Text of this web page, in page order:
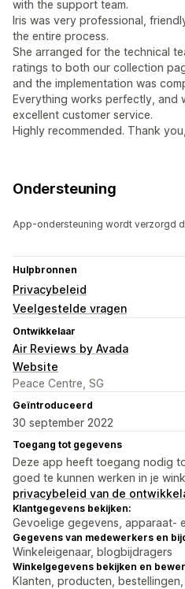
with the support team.
Iris was very professional,
the entire process.
She arranged for the technical
ratings to both our collection
and the implementation was
Everything works perfectly, and
excellent customer service.
Highly recommended. Thank
Ondersteuning
App-ondersteuning wordt verzorgd
Hulpbronnen
Privacybeleid
Veelgestelde vragen
Ontwikkelaar
Air Reviews by Avada
Website
Peace Centre, SG
Geïntroduceerd
30 september 2022
Toegang tot gegevens
Deze app heeft toegang nodig
goed te kunnen werken in je
privacybeleid van de
Klantgegevens bekijken:
Gevoelige gegevens, apparaat-
Gegevens van medewerkers en
Winkeleigenaar, blogbijdragers
Winkelgegevens bekijken en
Klanten, producten,